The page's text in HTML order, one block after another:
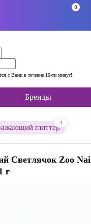
с Вами в течение 10-ти минут!
0
Бренды
глиттер
4
Светлячок Zoo
г